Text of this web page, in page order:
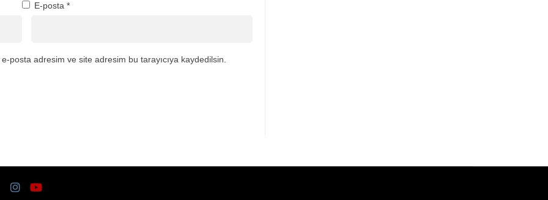
E-posta *
posta adresim ve site adresim bu tarayıcıya kaydedilsin.